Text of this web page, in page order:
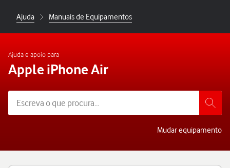
Ajuda Manuais de Equipamentos
Ajuda e apoio para
Apple iPhone Air
Mudar equipamento